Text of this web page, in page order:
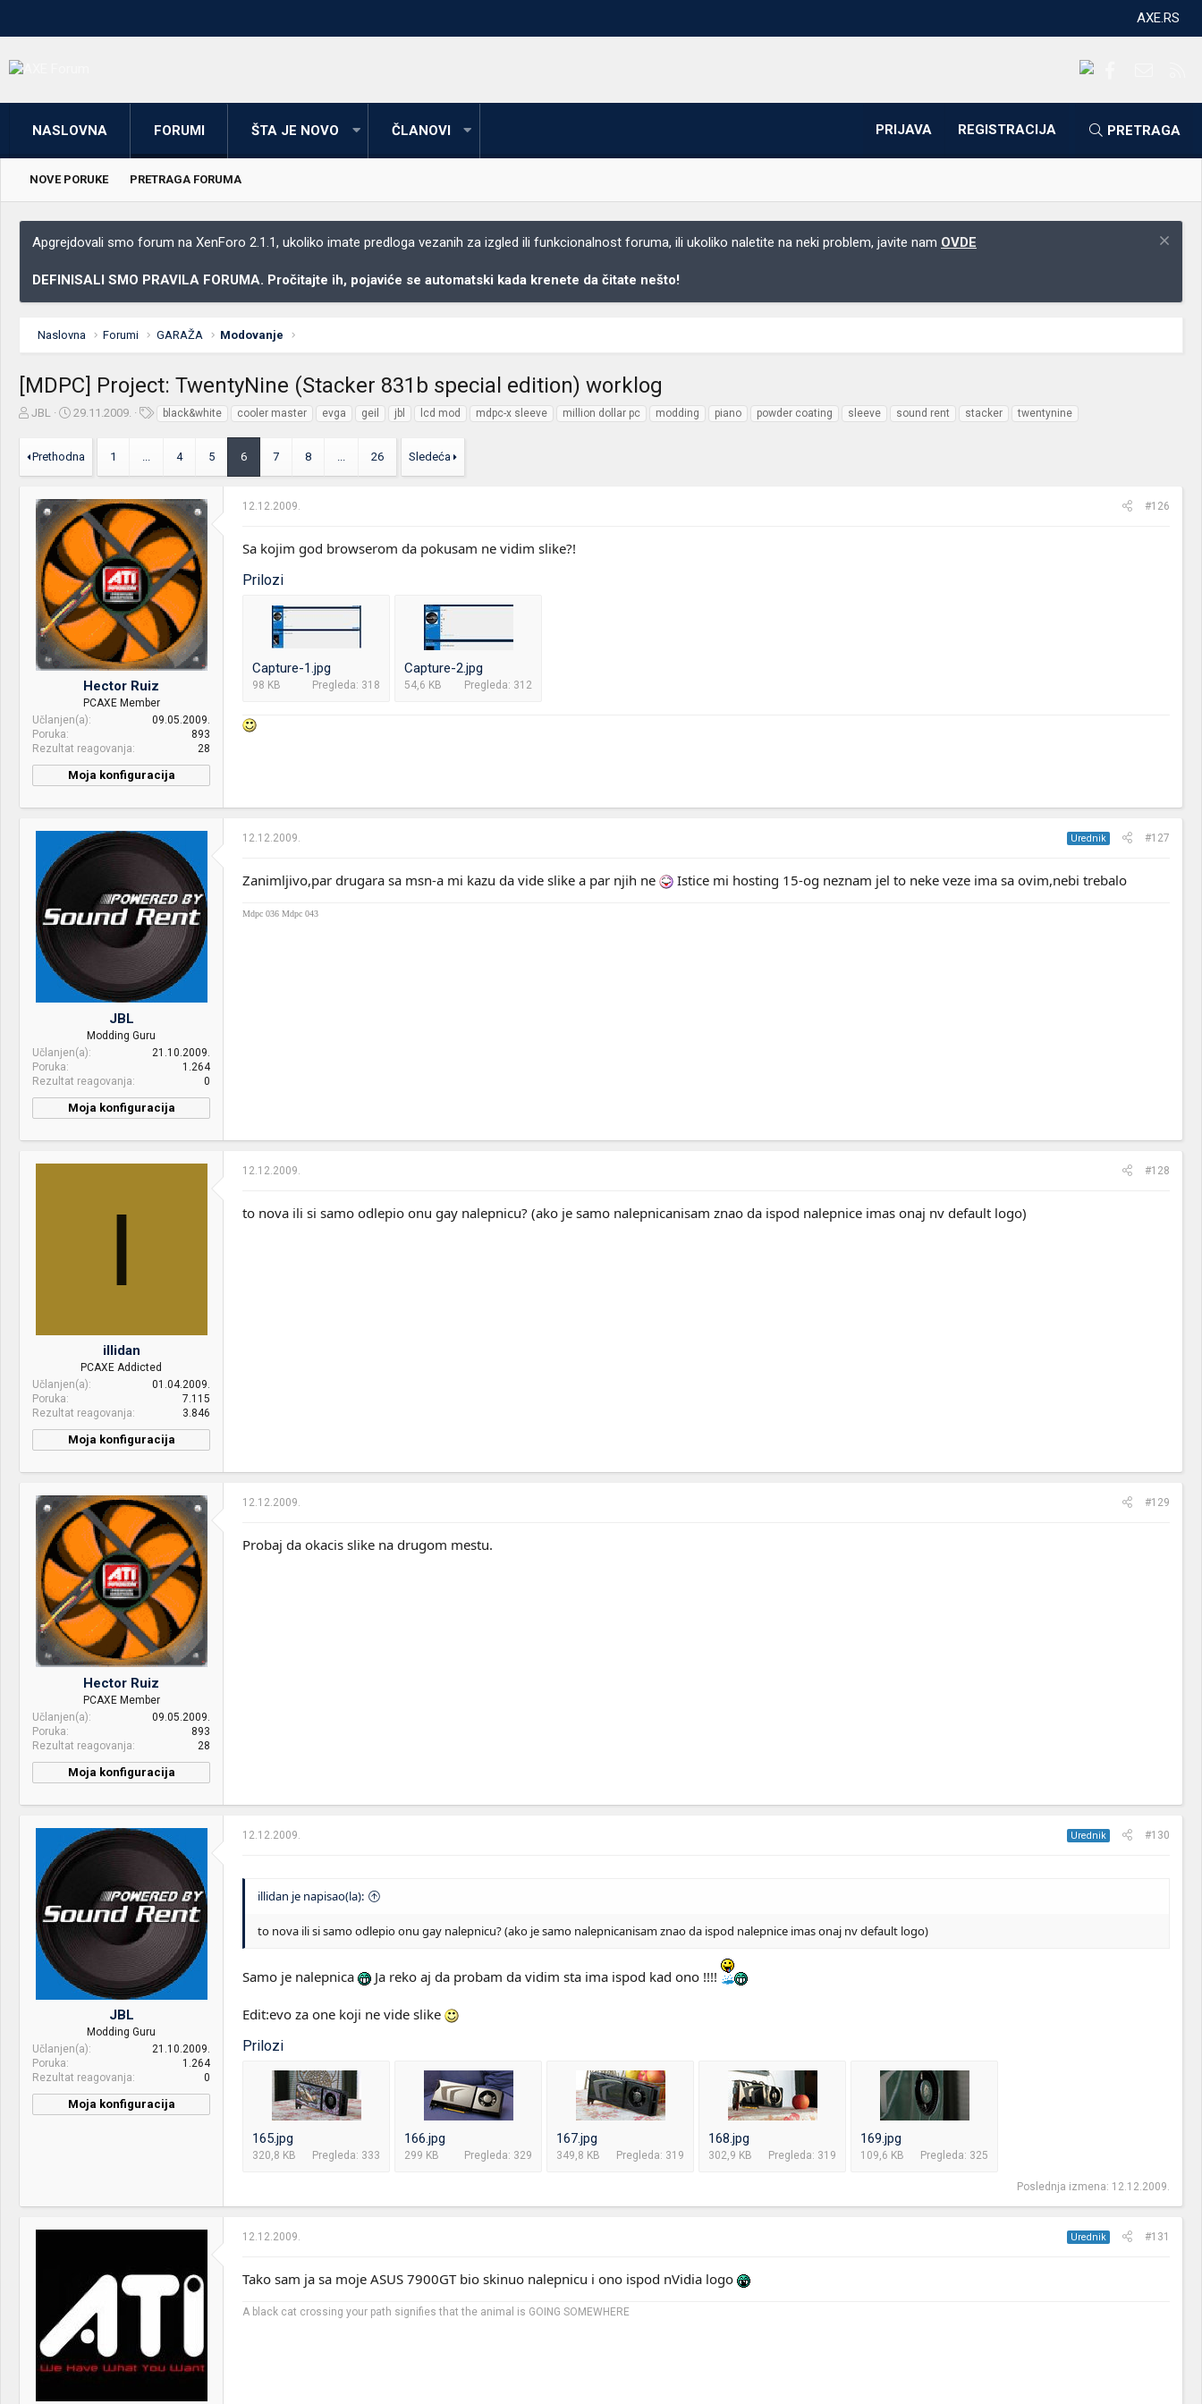
AXE.RS
NASLOVNA FORUMI ŠTA JE NOVO ČLANOVI PRIJAVA REGISTRACIJA PRETRAGA
NOVE PORUKE PRETRAGA FORUMA
Apgrejdovali smo forum na XenForo 2.1.1, ukoliko imate predloga vezanih za izgled ili funkcionalnost foruma, ili ukoliko naletite na neki problem, javite nam OVDE
DEFINISALI SMO PRAVILA FORUMA. Pročitajte ih, pojaviće se automatski kada krenete da čitate nešto!
Naslovna Forumi GARAŽA Modovanje
[MDPC] Project: TwentyNine (Stacker 831b special edition) worklog
Z
e
t
e
m
JBL
D
u
m
o
k
t
a
n
j
29.11.2009.
k
black&white cooler master evga geil jbl lcd mod mdpc-x sleeve million dollar pc modding piano powder coating sleeve sound rent stacker twentynine
Prethodna 1 4 5 6 7 8 26 Sledeća
Hector Ruiz
PCAXE Member
Učlanjen(a)
09.05.2009.
Poruka
893
Rezultat reagovanja
28
Moja konfiguracija
RAM:
Corsair Vengeance® —
16GB Quad Channel DDR3
Memory Kit
VGA & cooler: Intel HD4600
Display: Samsung P2470H
HDD:
Crucial MX100 256GB + WD
1001 FALS
Case: Corsair 800D
PSU: Seasonic X-850 SS-850KM
Mice &
Razer DeathAdder Left-
12.12.2009. #126
Sa kojim god browserom da pokusam ne vidim slike?!
Prilozi
Capture-1.jpg
98 KB Pregleda: 318
Capture-2.jpg
54,6 KB Pregleda: 312
JBL
Modding Guru
Učlanjen(a)
21.10.2009.
Poruka
1.264
Rezultat reagovanja
0
Moja konfiguracija
12.12.2009. Urednik #127
Zanimljivo,par drugara sa msn-a mi kazu da vide slike a par njih ne Istice mi hosting 15-og neznam jel to neke veze ima sa ovim,nebi trebalo
Mdpc 036 Mdpc 043
I
illidan
PCAXE Addicted
Učlanjen(a)
01.04.2009.
Poruka
7.115
Rezultat reagovanja
3.846
Moja konfiguracija
12.12.2009. #128
to nova ili si samo odlepio onu gay nalepnicu? (ako je samo nalepnicanisam znao da ispod nalepnice imas onaj nv default logo)
Hector Ruiz
PCAXE Member
Učlanjen(a)
09.05.2009.
Poruka
893
Rezultat reagovanja
28
Moja konfiguracija
RAM:
Corsair Vengeance® —
16GB Quad Channel DDR3
Memory Kit
VGA & cooler: Intel HD4600
Display: Samsung P2470H
HDD:
Crucial MX100 256GB + WD
1001 FALS
Case: Corsair 800D
PSU: Seasonic X-850 SS-850KM
Mice &
Razer DeathAdder Left-
OS & Browser: Windows 8.1 64bit
12.12.2009. #129
Probaj da okacis slike na drugom mestu.
JBL
Modding Guru
Učlanjen(a)
21.10.2009.
Poruka
1.264
Rezultat reagovanja
0
Moja konfiguracija
12.12.2009. Urednik #130
illidan je napisao(la):
to nova ili si samo odlepio onu gay nalepnicu? (ako je samo nalepnicanisam znao da ispod nalepnice imas onaj nv default logo)
Samo je nalepnica Ja reko aj da probam da vidim sta ima ispod kad ono !!!!
Edit:evo za one koji ne vide slike
Prilozi
165.jpg
320,8 KB Pregleda: 333
166.jpg
299 KB Pregleda: 329
167.jpg
349,8 KB Pregleda: 319
168.jpg
302,9 KB Pregleda: 319
169.jpg
109,6 KB Pregleda: 325
Poslednja izmena: 12.12.2009.
12.12.2009. Urednik #131
Tako sam ja sa moje ASUS 7900GT bio skinuo nalepnicu i ono ispod nVidia logo
A black cat crossing your path signifies that the animal is GOING SOMEWHERE